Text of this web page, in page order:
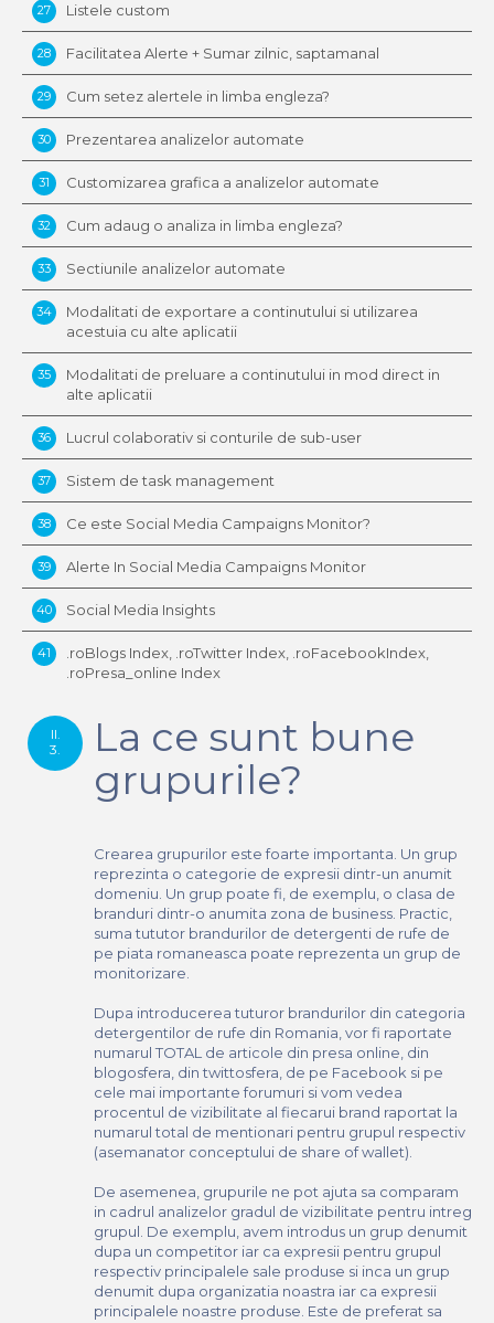
Listele custom
27
Facilitatea Alerte + Sumar zilnic, saptamanal
28
Cum setez alertele in limba engleza?
29
Prezentarea analizelor automate
30
Customizarea grafica a analizelor automate
31
Cum adaug o analiza in limba engleza?
32
Sectiunile analizelor automate
33
Modalitati de exportare a continutului si utilizarea
acestuia cu alte aplicatii
34
Modalitati de preluare a continutului in mod direct in
alte aplicatii
35
Lucrul colaborativ si conturile de sub-user
36
Sistem de task management
37
Ce este Social Media Campaigns Monitor?
38
Alerte In Social Media Campaigns Monitor
39
Social Media Insights
40
.roBlogs Index, .roTwitter Index, .roFacebookIndex,
.roPresa_online Index
41
II.
3.
La ce sunt bune
grupurile?
Crearea grupurilor este foarte importanta. Un grup
reprezinta o categorie de expresii dintr-un anumit
domeniu. Un grup poate fi, de exemplu, o clasa de
branduri dintr-o anumita zona de business. Practic,
suma tututor brandurilor de detergenti de rufe de
pe piata romaneasca poate reprezenta un grup de
monitorizare.
Dupa introducerea tuturor brandurilor din categoria
detergentilor de rufe din Romania, vor fi raportate
numarul TOTAL de articole din presa online, din
blogosfera, din twittosfera, de pe Facebook si pe
cele mai importante forumuri si vom vedea
procentul de vizibilitate al fiecarui brand raportat la
numarul total de mentionari pentru grupul respectiv
(asemanator conceptului de share of wallet).
De asemenea, grupurile ne pot ajuta sa comparam
in cadrul analizelor gradul de vizibilitate pentru intreg
grupul. De exemplu, avem introdus un grup denumit
dupa un competitor iar ca expresii pentru grupul
respectiv principalele sale produse si inca un grup
denumit dupa organizatia noastra iar ca expresii
principalele noastre produse. Este de preferat sa